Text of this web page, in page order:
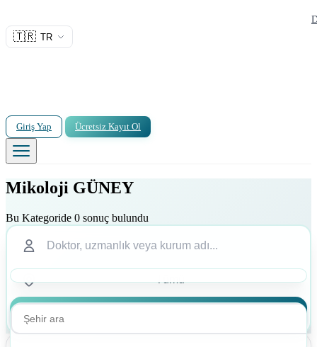
🇹🇷 TR
Giriş Yap Ücretsiz Kayıt Ol
Mikoloji GÜNEY
Bu Kategoride 0 sonuç bulundu